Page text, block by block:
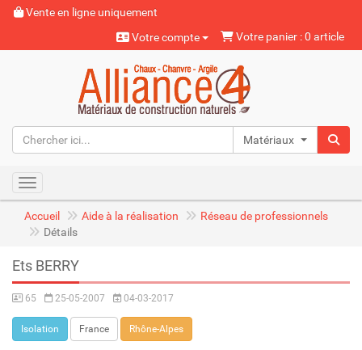
Vente en ligne uniquement
Votre compte
Votre panier : 0 article
Matériaux naturels
Toggle navigation
Accueil Aide à la réalisation
Réseau de professionnels
Détails
Ets BERRY
65 25-05-2007 04-03-2017
Isolation France Rhône-Alpes